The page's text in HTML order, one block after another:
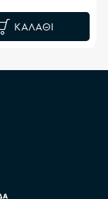
ΚΑΛΆΘΙ